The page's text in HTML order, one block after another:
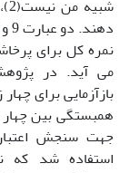
نمره کل برای
جهت سنجش
استفاده شد که